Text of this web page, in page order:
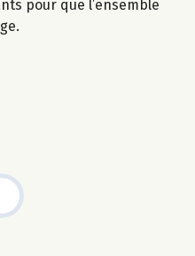
pour que l’ensemble